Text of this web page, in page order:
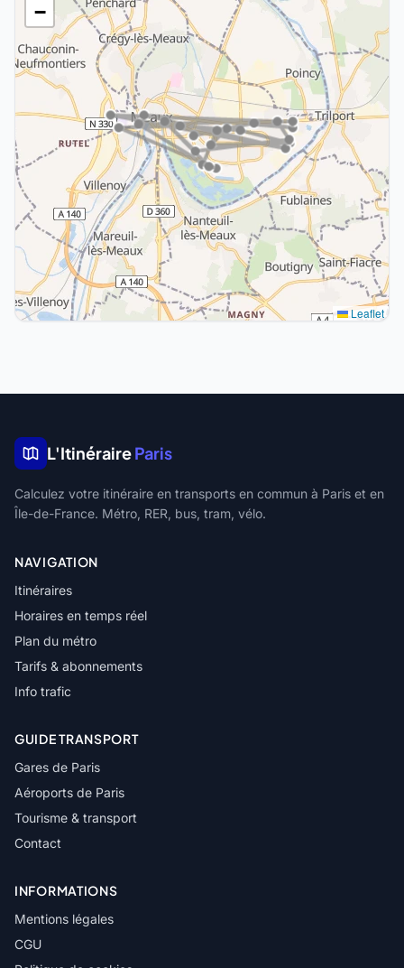
−
Leaflet
L'ItinéraireParis
Calculez votre itinéraire en transports en commun à Paris et en
Île-de-France. Métro, RER, bus, tram, vélo.
NAVIGATION
Itinéraires
Horaires en temps réel
Plan du métro
Tarifs & abonnements
Info trafic
GUIDE TRANSPORT
Gares de Paris
Aéroports de Paris
Tourisme & transport
Contact
INFORMATIONS
Mentions légales
CGU